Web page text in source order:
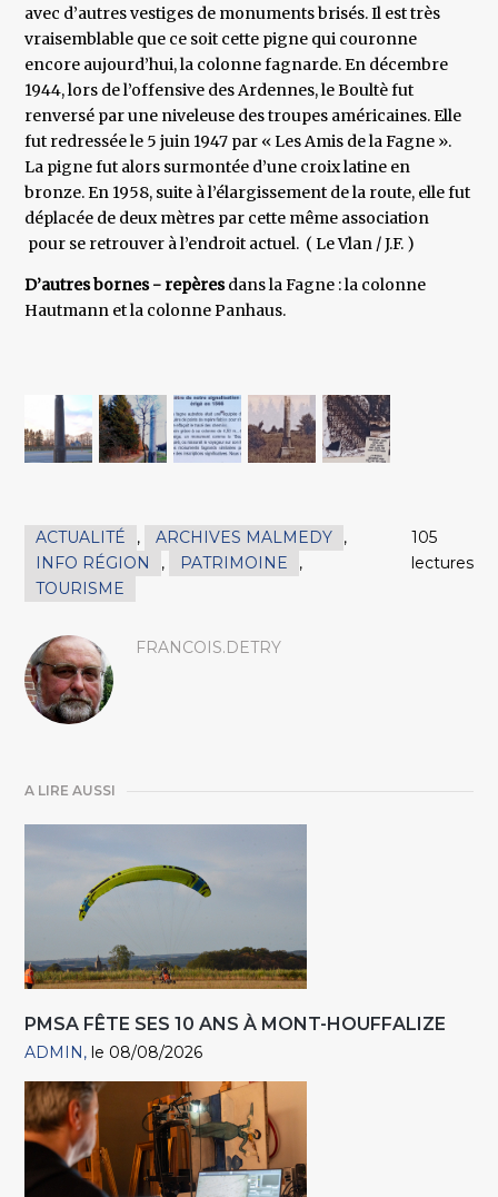
avec d’autres vestiges de monuments brisés. Il est très
vraisemblable que ce soit cette pigne qui couronne
encore aujourd’hui, la colonne fagnarde. En décembre
1944, lors de l’offensive des Ardennes, le Boultè fut
renversé par une niveleuse des troupes américaines. Elle
fut redressée le 5 juin 1947 par « Les Amis de la Fagne ».
La pigne fut alors surmontée d’une croix latine en
bronze. En 1958, suite à l’élargissement de la route, elle fut
déplacée de deux mètres par cette même association
pour se retrouver à l’endroit actuel. ( Le Vlan / J.F. )
D’autres bornes - repèresdans la Fagne : la colonne
Hautmann et la colonne Panhaus.
ACTUALITÉ , ARCHIVES MALMEDY
,
INFO RÉGION
, PATRIMOINE
,
TOURISME
105
lectures
FRANCOIS.DETRY
A LIRE AUSSI
PMSA FÊTE SES 10 ANS À MONT-HOUFFALIZE
ADMIN le 08/08/2026